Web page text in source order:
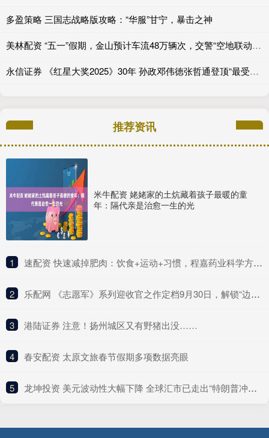
多盈策略 三国志战略版攻略：“华服”甘宁，暴击之神
美林配资 “五一”假期，金山预计车流48万辆次，交警“空地联动”应对“大考”
永信证券 《红星大奖2025》30年 孙政邓伟徳张哲通登顶“最受欢迎潜力星”_角色_电视剧_新生代
推荐资讯
米牛配资 姥姥家的土炕藏着孩子最暖的童
年：隔代亲是治愈一生的光
1 ​速配资 快速减掉肥肉：饮食+运动+习惯，程嘉药业科学方法全解析
2 ​乐配网 《志愿军》系列迎收官之作定档9月30日，解锁“边打边谈”新战局
3 ​港陆证券 注意！扬州城区又有野猪出没……
4 ​春安配资 太原文旅春节假期多项数据亮眼
5 ​龙坤投资 美元波动性大幅下降 全球汇市已走出“特朗普冲击”阴影？